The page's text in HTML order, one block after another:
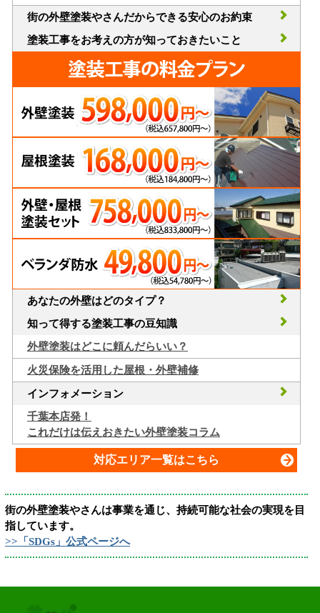
街の外壁塗装やさんだからできる安心のお約束
塗装工事をお考えの方が知っておきたいこと
あなたの外壁はどのタイプ？
知って得する塗装工事の豆知識
外壁塗装はどこに頼んだらいい？
火災保険を活用した屋根・外壁補修
インフォメーション
千葉本店発！
これだけは伝えおきたい外壁塗装コラム
対応エリア一覧はこちら
街の外壁塗装やさんは事業を通じ、持続可能な社会の実現を目
指しています。
>>「SDGs」公式ページへ